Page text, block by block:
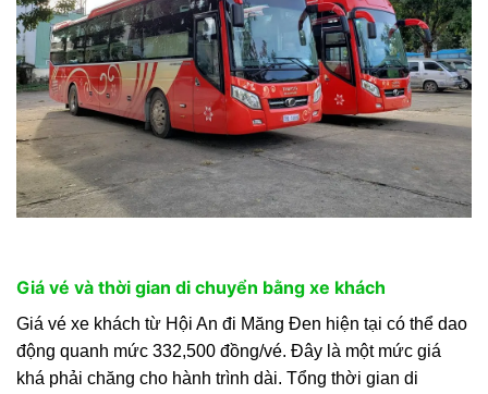
Giá vé và thời gian di chuyển bằng xe khách
Giá vé xe khách từ Hội An đi Măng Đen hiện tại có thể dao
động quanh mức 332,500 đồng/vé. Đây là một mức giá
khá phải chăng cho hành trình dài. Tổng thời gian di